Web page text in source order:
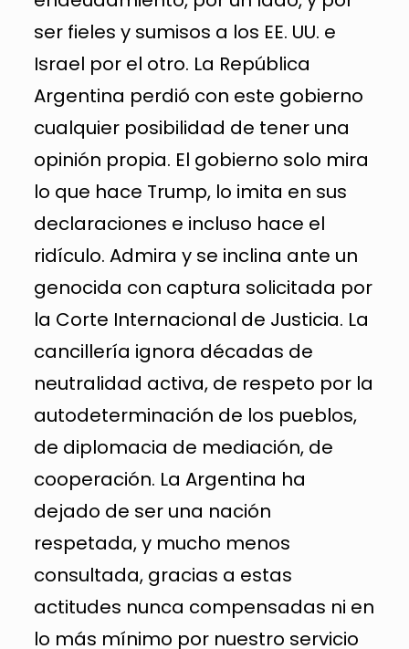
ser fieles y sumisos a los EE. UU. e
Israel por el otro. La República
Argentina perdió con este gobierno
cualquier posibilidad de tener una
opinión propia. El gobierno solo mira
lo que hace Trump, lo imita en sus
declaraciones e incluso hace el
ridículo. Admira y se inclina ante un
genocida con captura solicitada por
la Corte Internacional de Justicia. La
cancillería ignora décadas de
neutralidad activa, de respeto por la
autodeterminación de los pueblos,
de diplomacia de mediación, de
cooperación. La Argentina ha
dejado de ser una nación
respetada, y mucho menos
consultada, gracias a estas
actitudes nunca compensadas ni en
lo más mínimo por nuestro servicio